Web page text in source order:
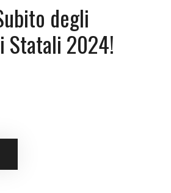
degli
Statali 2024!